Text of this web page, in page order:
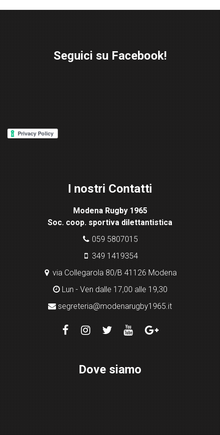
Seguici su Facebook!
I nostri Contatti
Modena Rugby 1965
Soc. coop. sportiva dilettantistica
059 5807015
349 1419354
via Collegarola 80/B 41126 Modena
Lun - Ven dalle 17,00 alle 19,30
segreteria@modenarugby1965.it
Dove siamo